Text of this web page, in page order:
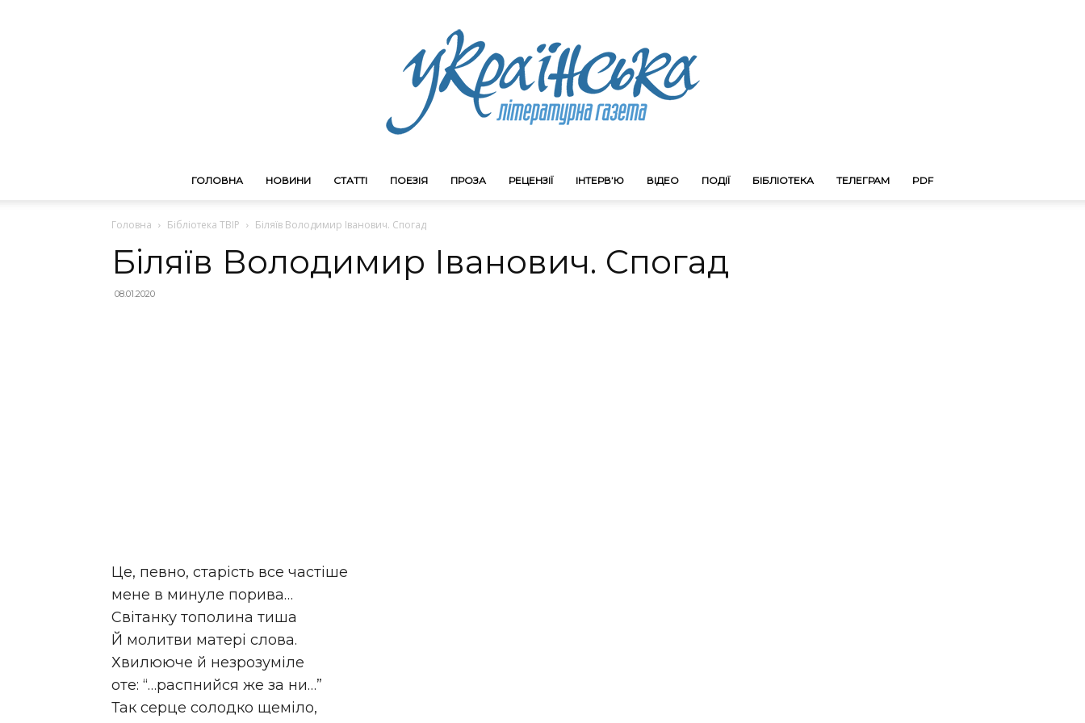
ГОЛОВНА НОВИНИ СТАТТІ ПОЕЗІЯ ПРОЗА РЕЦЕНЗІЇ ІНТЕРВ’Ю ВІДЕО ПОДІЇ БІБЛІОТЕКА ТЕЛЕГРАМ PDF
Головна Бібліотека ТВІР Біляїв Володимир Іванович. Спогад
Біляїв Володимир Іванович. Спогад
08.01.2020
Це, певно, старість все частіше
мене в минуле порива…
Світанку тополина тиша
Й молитви матері слова.
Хвилююче й незрозуміле
оте: “…распнийся же за ни…”
Так серце солодко щеміло,